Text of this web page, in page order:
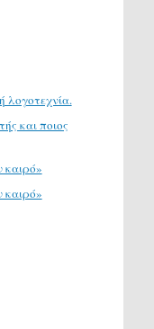
λογοτεχνία.
και ποιος